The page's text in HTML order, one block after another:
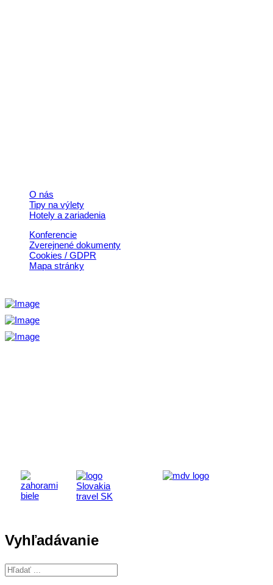
O nás
Tipy na výlety
Hotely a zariadenia
Konferencie
Zverejnené dokumenty
Cookies / GDPR
Mapa stránky
Vyhľadávanie